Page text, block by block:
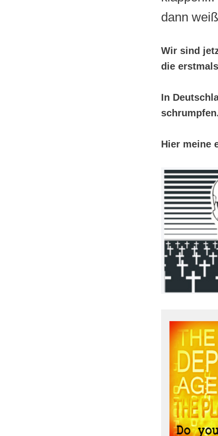
dann
Wir sind
die
In
Hier meine